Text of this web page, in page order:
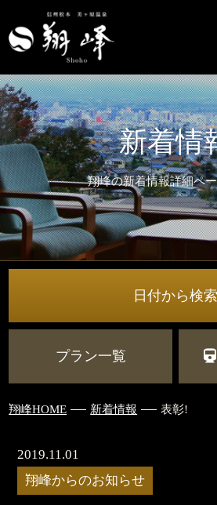
新着情
翔峰の新着情報詳細ペ
日付から検索
プラン一覧
翔峰HOME 新着情報 表彰!
2019.11.01
翔峰からのお知らせ